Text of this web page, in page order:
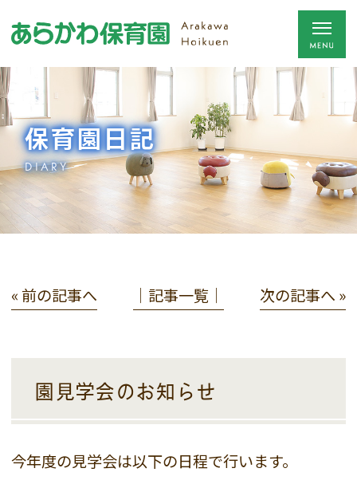
保育園日記
DIARY
« 前の記事へ │記事一覧│ 次の記事へ »
園見学会のお知らせ
今年度の見学会は以下の日程で行います。